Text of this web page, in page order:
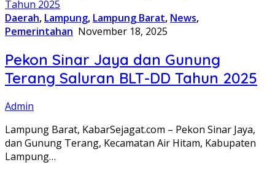
Daerah, Lampung, Lampung Barat, News,
Pemerintahan November 18, 2025
Pekon Sinar Jaya dan Gunung
Terang Saluran BLT-DD Tahun 2025
Admin
Lampung Barat, KabarSejagat.com – Pekon Sinar Jaya,
dan Gunung Terang, Kecamatan Air Hitam, Kabupaten
Lampung…